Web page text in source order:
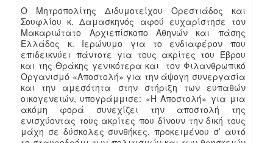
Ο Μητροπολίτης Διδυμοτείχου Ορεστιάδος και
Σουφλίου κ. Δαμασκηνός αφού ευχαρίστησε τον
Μακαριώτατο Αρχιεπίσκοπο Αθηνών και πάσης
Ελλάδος κ. Ιερώνυμο για το ενδιαφέρον που
επιδεικνύει πάντοτε για τους ακρίτες του Έβρου
και της Θράκης γενικότερα και τον Φιλανθρωπικό
Οργανισμό «Αποστολή» για την άψογη συνεργασία
και την αμεσότητα στην στήριξη των ευπαθών
οικογενειών, υπογράμμισε: «Η Αποστολή» για μια
ακόμη φορά συνεχίζει την αποστολή της
ενισχύοντας τους ακρίτες που δίνουν την δική τους
μάχη σε δύσκολες συνθήκες, προκειμένου σ’ αυτό